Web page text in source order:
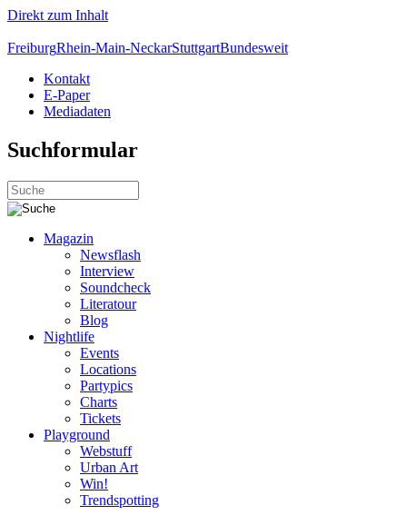
Direkt zum Inhalt
FreiburgRhein-Main-NeckarStuttgartBundesweit
Kontakt
E-Paper
Mediadaten
Suchformular
Magazin
Newsflash
Interview
Soundcheck
Literatour
Blog
Nightlife
Events
Locations
Partypics
Charts
Tickets
Playground
Webstuff
Urban Art
Win!
Trendspotting